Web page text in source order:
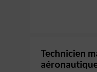
Technicien